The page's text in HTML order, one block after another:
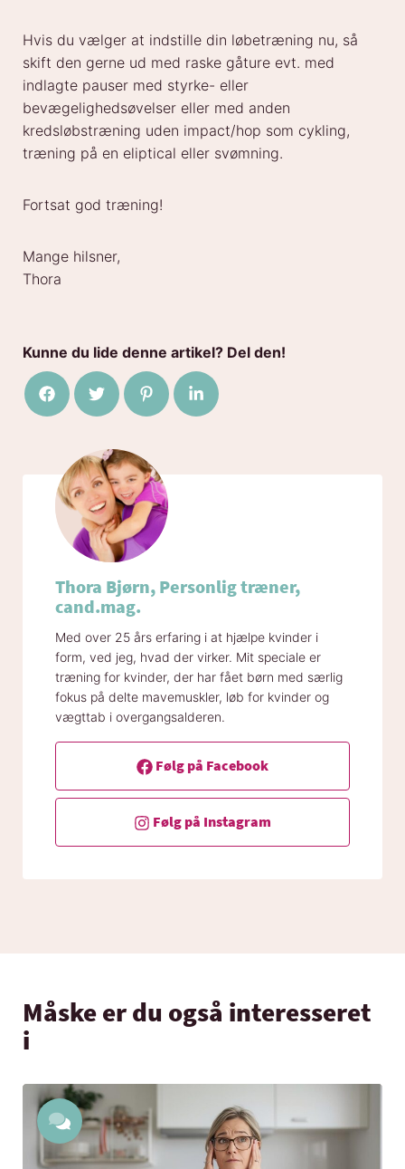
Hvis du vælger at indstille din løbetræning nu, så
skift den gerne ud med raske gåture evt. med
indlagte pauser med styrke- eller
bevægelighedsøvelser eller med anden
kredsløbstræning uden impact/hop som cykling,
træning på en eliptical eller svømning.
Fortsat god træning!
Mange hilsner,
Thora
Kunne du lide denne artikel? Del den!
Del på Facebook
Del på TwitterDel på Pinterest
Del på LinkedIn
Thora Bjørn, Personlig træner,
cand.mag.
Med over 25 års erfaring i at hjælpe kvinder i
form, ved jeg, hvad der virker. Mit speciale er
træning for kvinder, der har fået børn med særlig
fokus på delte mavemuskler, løb for kvinder og
vægttab i overgangsalderen.
Følg på Facebook
Følg på Instagram
Måske er du også interesseret
i